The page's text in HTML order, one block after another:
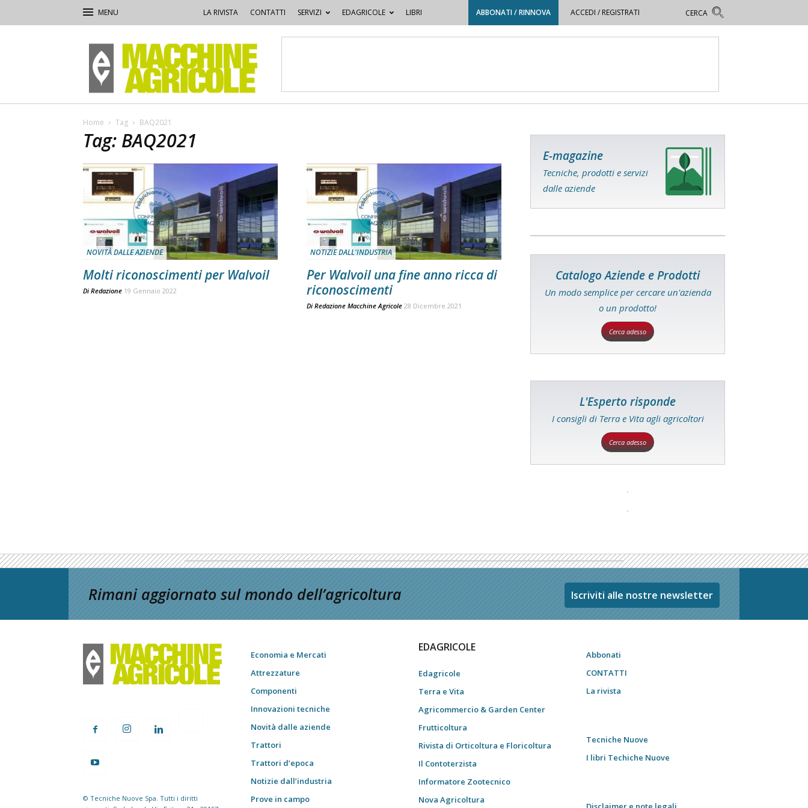
LA RIVISTA CONTATTI SERVIZI EDAGRICOLE LIBRI ABBONATI / RINNOVA ACCEDI / REGISTRATI
Macchine
Agricole
Home Tag BAQ2021
Tag: BAQ2021
NOVITÀ DALLE AZIENDE
Molti riconoscimenti per Walvoil
Di Redazione 19 Gennaio 2022
NOTIZIE DALL'INDUSTRIA
Per Walvoil una fine anno ricca di
riconoscimenti
Di Redazione Macchine Agricole 28 Dicembre 2021
E-magazine
Tecniche, prodotti e servizi
dalle aziende
Catalogo Aziende e Prodotti
Un modo semplice per cercare un'azienda
o un prodotto!
Cerca adesso
L'Esperto risponde
I consigli di Terra e Vita agli agricoltori
Cerca adesso
Rimani aggiornato sul mondo dell’agricoltura Iscriviti alle nostre newsletter
© Tecniche Nuove Spa. Tutti i diritti
Economia e Mercati
Attrezzature
Componenti
Innovazioni tecniche
Novità dalle aziende
Trattori
Trattori d’epoca
Notizie dall’industria
Prove in campo
EDAGRICOLE
Edagricole
Terra e Vita
Agricommercio & Garden Center
Frutticoltura
Rivista di Orticoltura e Floricoltura
Il Contoterzista
Informatore Zootecnico
Nova Agricoltura
Abbonati
CONTATTI
La rivista
Tecniche Nuove
I libri Techiche Nuove